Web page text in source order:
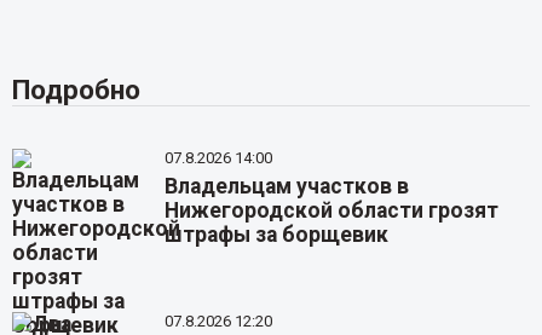
Подробно
07.8.2026 14:00
Владельцам участков в
Нижегородской области грозят
штрафы за борщевик
07.8.2026 12:20